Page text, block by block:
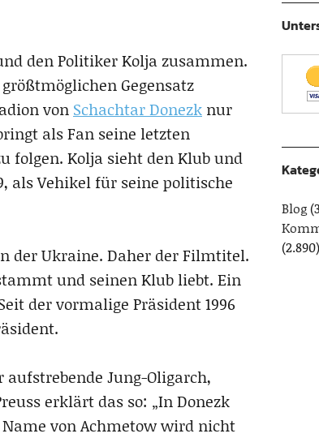
den Politiker Kolja zusammen.
Gegensatz
von Schachtar Donezk nur
als Fan seine letzten
folgen. Kolja sieht den Klub und
als Vehikel für seine politische
der Ukraine. Daher der Filmtitel.
und seinen Klub liebt. Ein
der vormalige Präsident 1996
Jung-Oligarch,
erklärt das so: „In Donezk
von Achmetow wird nicht
Blog
(2.890)